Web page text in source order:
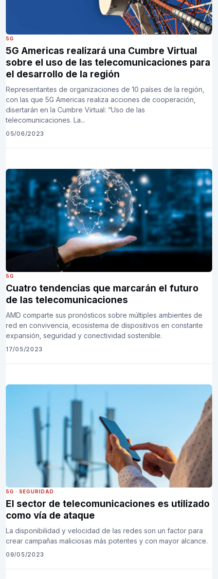
5G
5G Americas realizará una Cumbre Virtual
sobre el uso de las telecomunicaciones para
el desarrollo de la región
Representantes de organizaciones de 10 países de la región,
con las que 5G Americas realiza acciones de cooperación,
disertarán en la Cumbre Virtual: “Uso de las
telecomunicaciones. La...
05/06/2023
5G
Cuatro tendencias que marcarán el futuro
de las telecomunicaciones
AMD comparte sus pronósticos sobre múltiples ambientes de
red en convivencia, ecosistema de dispositivos en constante
expansión, seguridad y conectividad sostenible.
17/05/2023
5G · SEGURIDAD
El sector de telecomunicaciones es utilizado
como vía de ataque
La disponibilidad y velocidad de las redes son un factor para
crear campañas maliciosas más potentes y con mayor alcance.
09/05/2023